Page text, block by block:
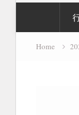
Home